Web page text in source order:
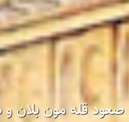
صعود قله مون بلان و